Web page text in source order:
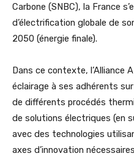
Carbone (SNBC), la France
d’électrification globale de
2050 (énergie finale).
Dans ce contexte, l’Alliance
éclairage à ses adhérents
de différents procédés
de solutions électriques (en
avec des technologies
axes d’innovation